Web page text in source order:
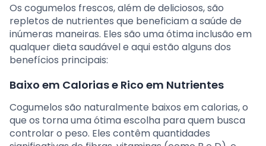
Os cogumelos frescos, além de deliciosos, são
repletos de nutrientes que beneficiam a saúde de
inúmeras maneiras. Eles são uma ótima inclusão em
qualquer dieta saudável e aqui estão alguns dos
benefícios principais:
Baixo em Calorias e Rico em Nutrientes
Cogumelos são naturalmente baixos em calorias, o
que os torna uma ótima escolha para quem busca
controlar o peso. Eles contêm quantidades